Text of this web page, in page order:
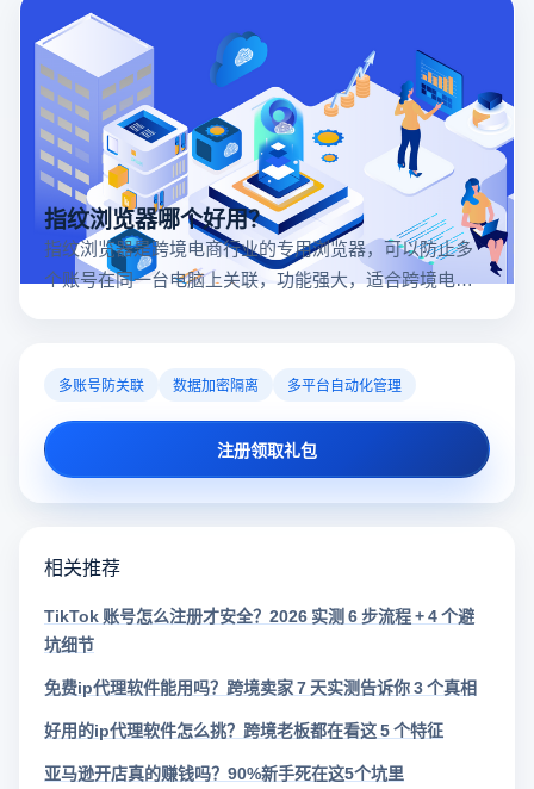
指纹浏览器哪个好用？
指纹浏览器是跨境电商行业的专用浏览器，可以防止多
个账号在同一台电脑上关联，功能强大，适合跨境电商
多账号防关联 数据加密隔离 多平台自动化管理
注册领取礼包
相关推荐
TikTok 账号怎么注册才安全？2026 实测 6 步流程 + 4 个避
坑细节
免费ip代理软件能用吗？跨境卖家 7 天实测告诉你 3 个真相
好用的ip代理软件怎么挑？跨境老板都在看这 5 个特征
亚马逊开店真的赚钱吗？90%新手死在这5个坑里